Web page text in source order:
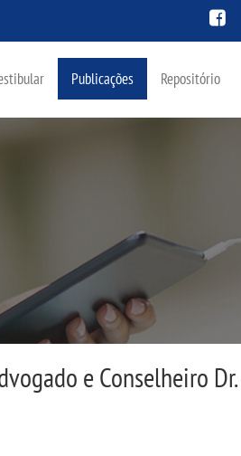
Publicações Repositório
e Conselheiro